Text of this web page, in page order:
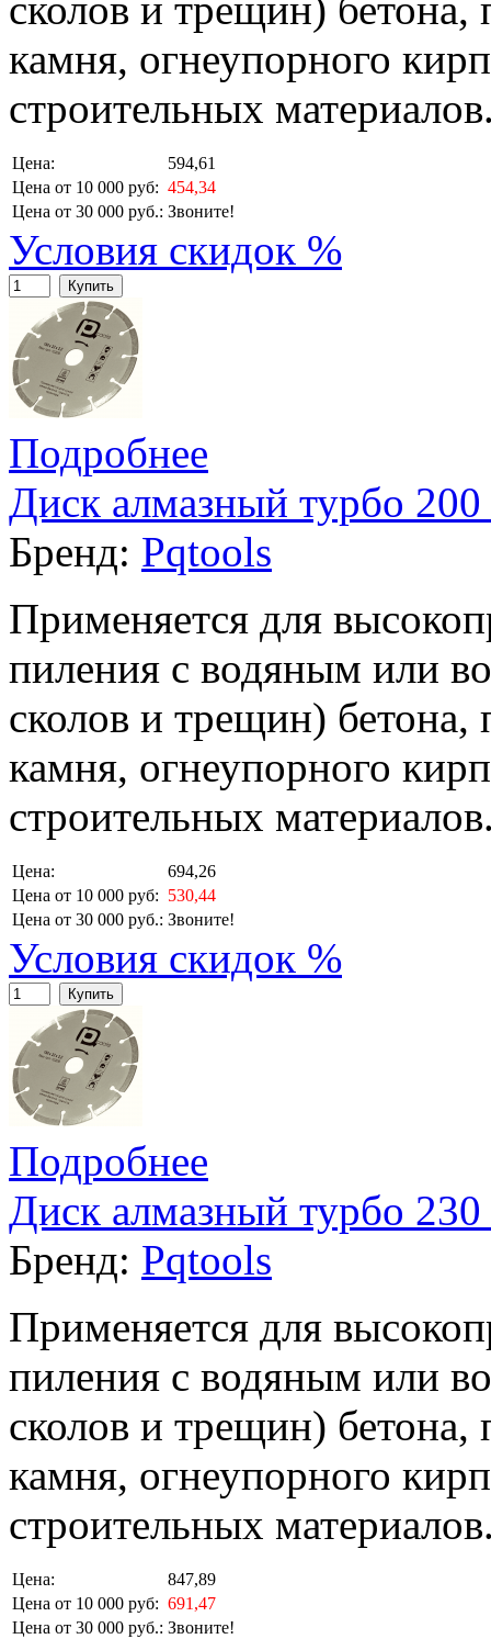
сколов и трещин) бетона,
камня, огнеупорного
строительных
Цена:
594,61
Цена от 10 000 руб: 454,34
Цена от 30 000 руб.: Звоните!
Условия скидок %
Купить
Подробнее
Диск алмазный турбо
Бренд: Pqtools
Применяется для
пиления с водяным или
сколов и трещин) бетона,
камня, огнеупорного
строительных
Цена:
694,26
Цена от 10 000 руб: 530,44
Цена от 30 000 руб.: Звоните!
Условия скидок %
Купить
Подробнее
Диск алмазный турбо
Бренд: Pqtools
Применяется для
пиления с водяным или
сколов и трещин) бетона,
камня, огнеупорного
строительных
Цена:
847,89
Цена от 10 000 руб: 691,47
Цена от 30 000 руб.: Звоните!